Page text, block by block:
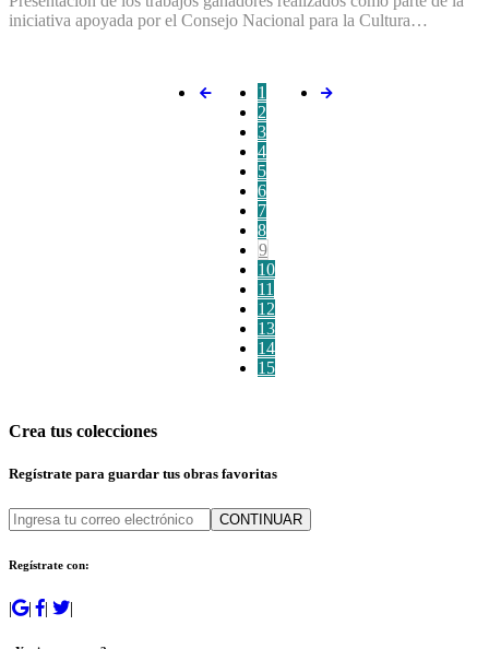
iniciativa apoyada por el Consejo Nacional para la Cultura…
1
2
3
4
5
6
7
8
9
10
11
12
13
14
15
Crea tus colecciones
Regístrate para guardar tus obras favoritas
CONTINUAR
Regístrate con:
| | | |